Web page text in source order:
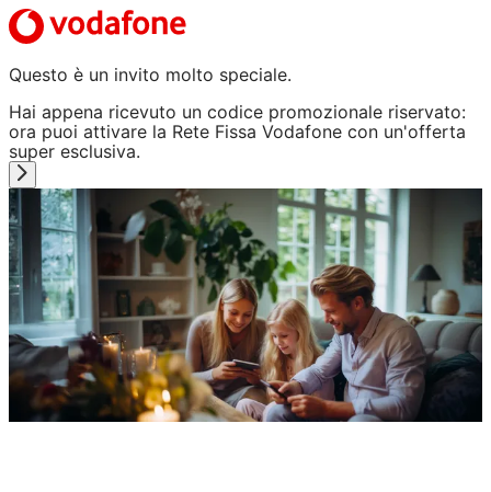
Questo è un invito molto speciale.
Hai appena ricevuto un codice promozionale riservato:
ora puoi attivare la Rete Fissa Vodafone con un'offerta
super esclusiva.